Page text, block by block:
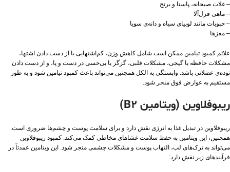
– غلات صبحانه، پاستا و برنج
– ماهی قزل‌آلا
– حبوبات مانند لوبیای‌ سیاه و دانه‌ی سویا
– مغزها
علائم کمبود تیامین ممکن است شامل کاهش وزن، کم‌اشتهایی یا از دست دادن اشتها،
مشکلات حافظه یا گیجی، مشکلات قلبی، گزگز یا بی‌حسی در دست و پا، و از دست دادن
توده‌ی عضلانی باشد. وابستگی به الکل همچنین می‌تواند باعث کمبود تیامین شود و به طور
مستقیم به عوارض فوق منجر شود.
ریبوفلاوین (ویتامین B2)
ریبوفلاوین در تبدیل غذا به انرژی نقش دارد و برای سلامت پوست و چشم‌ها ضروری است.
همچنین، این ویتامین به حفظ سلامت غشاهای مخاطی کمک می‌کند. کمبود ریبوفلاوین
می‌تواند به ترک‌های لب، التهاب پوست و مشکلات چشمی منجر شود. این ویتامین عمدتاً در
فرآیندهای زیر نقش دارد: